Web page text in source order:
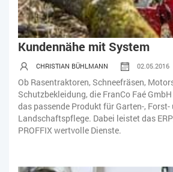
Kundennähe mit System
CHRISTIAN BÜHLMANN 02.05.2016
Ob Rasentraktoren, Schneefräsen,
Schutzbekleidung, die FranCo Faé
das passende Produkt für Garten-, Forst-
Landschaftspflege. Dabei leistet das
PROFFIX wertvolle Dienste.